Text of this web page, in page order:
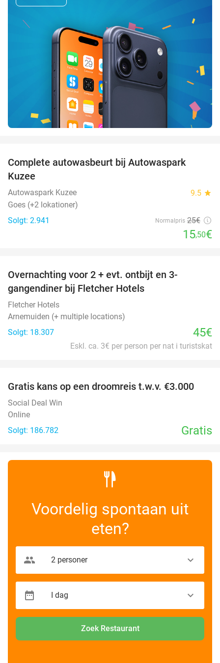
Complete autowasbeurt bij Autowaspark
Kuzee
Autowaspark Kuzee 9.5 star
Goes (+2 lokationer)
Solgt: 2.941
Normalpris 25€
15,50€
Overnachting voor 2 + evt. ontbijt en 3-
gangendiner bij Fletcher Hotels
Fletcher Hotels
Arnemuiden (+ multiple locations)
Solgt: 18.307
45€
Eskl. ca. 3€ per person per nat i turistskat
Gratis kans op een droomreis t.w.v. €3.000
Social Deal Win
Online
Solgt: 186.782
Gratis
Voordelig spontaan uit
eten?
Zoek Restaurant